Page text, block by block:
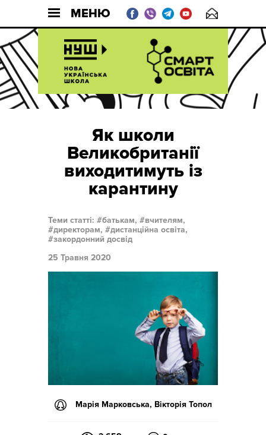
МЕНЮ
Як школи
Великобританії
виходитимуть із
карантину
Теми статті: батькам,
вчителям,
директорам,
дистанційна освіта,
закордонний досвід
25 Травня 2020
Марія Марковська, Вікторія Топол